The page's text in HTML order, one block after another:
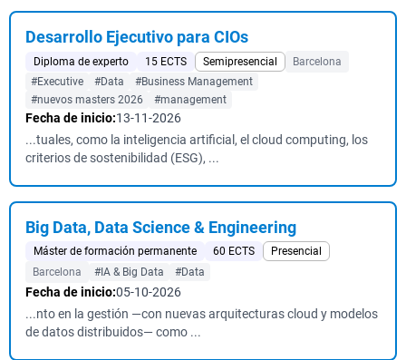
Desarrollo Ejecutivo para CIOs
Diploma de experto 15 ECTS Semipresencial
Barcelona
#Executive
#Data
#Business Management
#nuevos masters 2026
#management
Fecha de inicio:13-11-2026
...tuales, como la inteligencia artificial, el cloud computing, los
criterios de sostenibilidad (ESG), ...
Big Data, Data Science & Engineering
Máster de formación permanente 60 ECTS
Presencial
Barcelona
#IA & Big Data #Data
Fecha de inicio:05-10-2026
...nto en la gestión —con nuevas arquitecturas cloud y modelos
de datos distribuidos— como ...